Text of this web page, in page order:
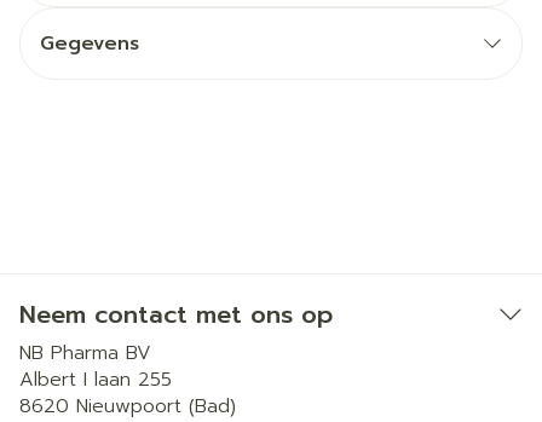
Gegevens
Neem contact met ons op
NB Pharma BV
Albert I laan 255
8620 Nieuwpoort (Bad)